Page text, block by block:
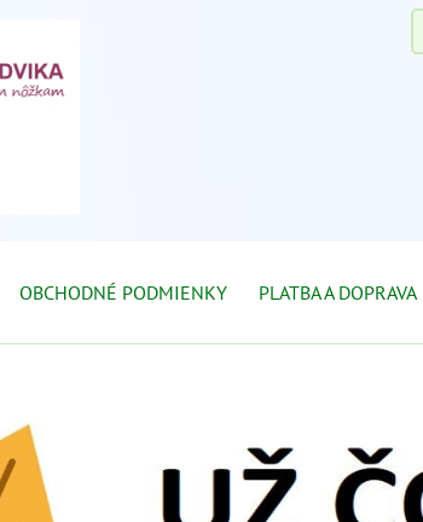
OBCHODNÉ PODMIENKY PLATBA A DOPRAVA